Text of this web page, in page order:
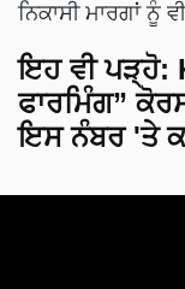
ਨਿਕਾਸੀ ਮਾਰਗਾਂ ਨੂੰ
ਇਹ ਵੀ ਪੜ੍ਹੋ:
ਫਾਰਮਿੰਗ”
ਇਸ ਨੰਬਰ 'ਤੇ